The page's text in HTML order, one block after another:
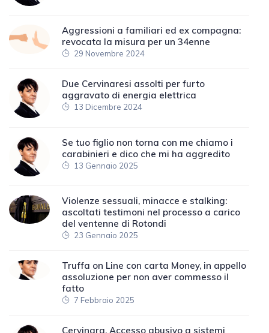
Aggressioni a familiari ed ex compagna:
revocata la misura per un 34enne
29 Novembre 2024
Due Cervinaresi assolti per furto
aggravato di energia elettrica
13 Dicembre 2024
Se tuo figlio non torna con me chiamo i
carabinieri e dico che mi ha aggredito
13 Gennaio 2025
Violenze sessuali, minacce e stalking:
ascoltati testimoni nel processo a carico
del ventenne di Rotondi
23 Gennaio 2025
Truffa on Line con carta Money, in appello
assoluzione per non aver commesso il
fatto
7 Febbraio 2025
Cervinara. Accesso abusivo a sistemi